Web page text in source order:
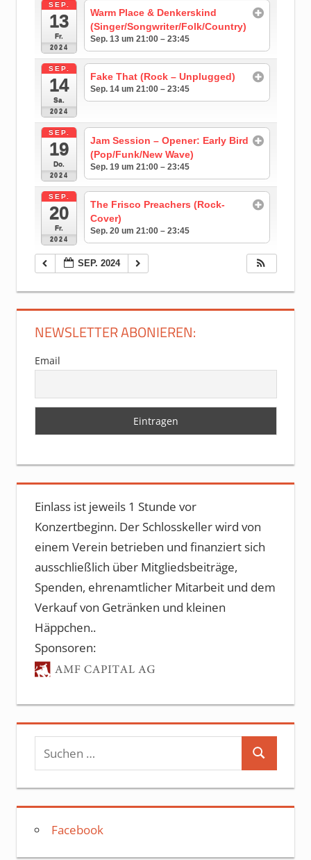
SEP.
13
Fr.
2024
Warm Place & Denkerskind
(Singer/Songwriter/Folk/Country)
Sep. 13 um 21:00 – 23:45
SEP.
14
Sa.
2024
Fake That (Rock – Unplugged)
Sep. 14 um 21:00 – 23:45
SEP.
19
Do.
2024
Jam Session – Opener: Early Bird
(Pop/Funk/New Wave)
Sep. 19 um 21:00 – 23:45
SEP.
20
Fr.
2024
The Frisco Preachers (Rock-
Cover)
Sep. 20 um 21:00 – 23:45
SEP. 2024
NEWSLETTER ABONIEREN:
Email
Einlass ist jeweils 1 Stunde vor
Konzertbeginn. Der Schlosskeller wird von
einem Verein betrieben und finanziert sich
ausschließlich über Mitgliedsbeiträge,
Spenden, ehrenamtlicher Mitarbeit und dem
Verkauf von Getränken und kleinen
Häppchen..
Sponsoren:
Suchen
nach:
Suchen
Facebook